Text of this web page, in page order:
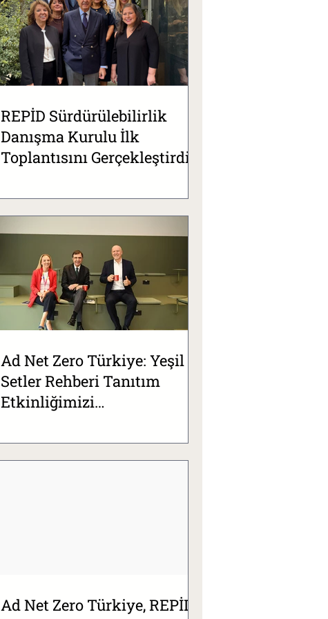
REPİD Sürdürülebilirlik
Danışma Kurulu İlk
Toplantısını Gerçekleştirdi
Ad Net Zero Türkiye: Yeşil
Setler Rehberi Tanıtım
Etkinliğimizi
Ad Net Zero Türkiye, REPİD